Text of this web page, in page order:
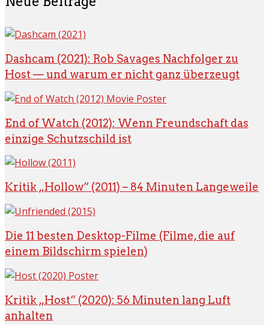
Dashcam (2021): Rob Savages Nachfolger zu
Host — und warum er nicht ganz überzeugt
End of Watch (2012): Wenn Freundschaft das
einzige Schutzschild ist
Kritik „Hollow“ (2011) – 84 Minuten Langeweile
Die 11 besten Desktop-Filme (Filme, die auf
einem Bildschirm spielen)
Kritik „Host“ (2020): 56 Minuten lang Luft
anhalten